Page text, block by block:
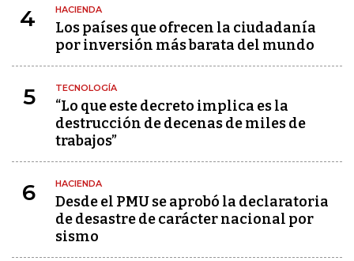
4 HACIENDA
Los países que ofrecen la ciudadanía
por inversión más barata del mundo
5 TECNOLOGÍA
“Lo que este decreto implica es la
destrucción de decenas de miles de
trabajos”
6 HACIENDA
Desde el PMU se aprobó la declaratoria
de desastre de carácter nacional por
sismo